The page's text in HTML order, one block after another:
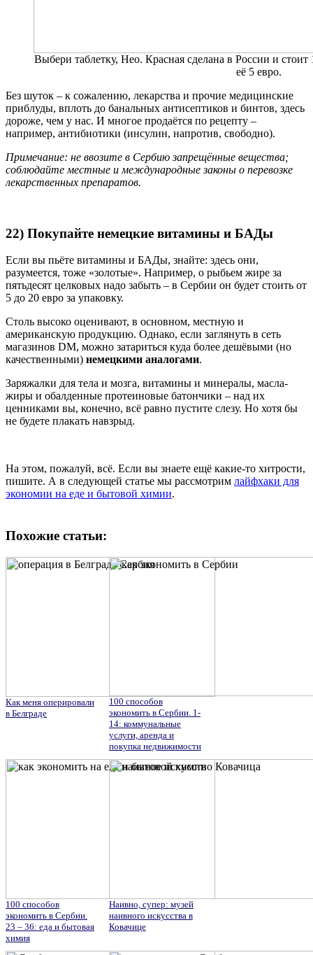
Выбери таблетку, Нео. Красная сделана в России и
её 5 евро.
Без шуток – к сожалению, лекарства и прочие медицинские
приблуды, вплоть до банальных антисептиков и бинтов, здесь
дороже, чем у нас. И многое продаётся по рецепту –
например, антибиотики (инсулин, напротив, свободно).
Примечание: не ввозите в Сербию запрещённые вещества;
соблюдайте местные и международные законы о перевозке
лекарственных препаратов.
22) Покупайте немецкие витамины и БАДы
Если вы пьёте витамины и БАДы, знайте: здесь они,
разумеется, тоже «золотые». Например, о рыбьем жире за
пятьдесят целковых надо забыть – в Сербии он будет стоить от
5 до 20 евро за упаковку.
Столь высоко оценивают, в основном, местную и
американскую продукцию. Однако, если заглянуть в сеть
магазинов DM, можно затариться куда более дешёвыми (но
качественными) немецкими аналогами.
Заряжалки для тела и мозга, витамины и минералы, масла-
жиры и обалденные протеиновые батончики – над их
ценниками вы, конечно, всё равно пустите слезу. Но хотя бы
не будете плакать навзрыд.
На этом, пожалуй, всё. Если вы знаете ещё какие-то хитрости,
пишите. А в следующей статье мы рассмотрим лайфхаки для
экономии на еде и бытовой химии.
Похожие статьи:
Как меня оперировали
в Белграде
100 способов
экономить в Сербии. 1-
14: коммунальные
услуги, аренда и
покупка недвижимости
100 способов
экономить в Сербии.
23 – 36: еда и бытовая
химия
Наивно, супер: музей
наивного искусства в
Ковачице